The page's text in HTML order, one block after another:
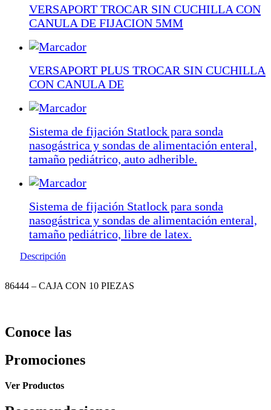
VERSAPORT TROCAR SIN CUCHILLA CON
CANULA DE FIJACION 5MM
VERSAPORT PLUS TROCAR SIN CUCHILLA
CON CANULA DE
Sistema de fijación Statlock para sonda
nasogástrica y sondas de alimentación enteral,
tamaño pediátrico, auto adherible.
Sistema de fijación Statlock para sonda
nasogástrica y sondas de alimentación enteral,
tamaño pediátrico, libre de latex.
Descripción
86444 – CAJA CON 10 PIEZAS
Conoce las
Promociones
Ver Productos